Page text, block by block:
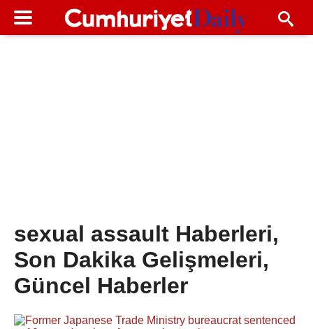
sexual assault Haberleri,
Son Dakika Gelişmeleri,
Güncel Haberler